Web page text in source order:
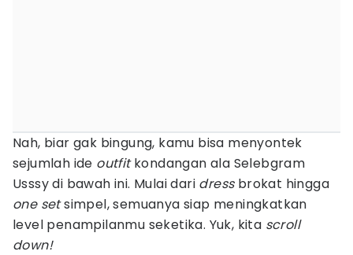
Nah, biar gak bingung, kamu bisa menyontek
sejumlah ide outfitkondangan ala Selebgram
Usssy di bawah ini. Mulai dari dressbrokat hingga
one setsimpel, semuanya siap meningkatkan
level penampilanmu seketika. Yuk, kita scroll
down!